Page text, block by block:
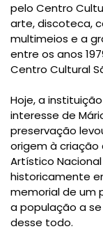
pelo Centro
arte, discoteca,
multimeios e a
entre os anos
Centro Cultural
Hoje, a
interesse de
preservação
origem à criação
Artístico
historicamente
memorial de um
a população a
desse todo.